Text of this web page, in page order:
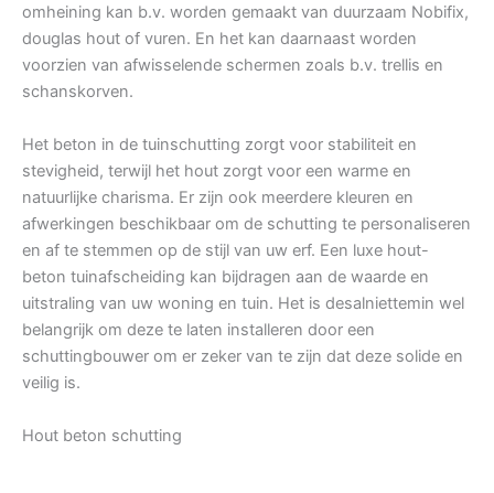
omheining kan b.v. worden gemaakt van duurzaam Nobifix,
douglas hout of vuren. En het kan daarnaast worden
voorzien van afwisselende schermen zoals b.v. trellis en
schanskorven.
Het beton in de tuinschutting zorgt voor stabiliteit en
stevigheid, terwijl het hout zorgt voor een warme en
natuurlijke charisma. Er zijn ook meerdere kleuren en
afwerkingen beschikbaar om de schutting te personaliseren
en af te stemmen op de stijl van uw erf. Een luxe hout-
beton tuinafscheiding kan bijdragen aan de waarde en
uitstraling van uw woning en tuin. Het is desalniettemin wel
belangrijk om deze te laten installeren door een
schuttingbouwer om er zeker van te zijn dat deze solide en
veilig is.
Hout beton schutting